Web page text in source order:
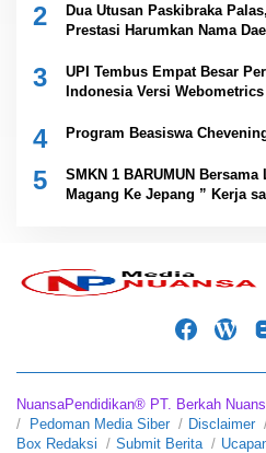
2
Dua Utusan Paskibraka
Prestasi Harumkan Nama
3
UPI Tembus Empat Besar
Indonesia Versi
4 Program Beasiswa
5
SMKN 1 BARUMUN
Magang Ke Jepang ” Kerja
NuansaPendidikan® PT. Berkah
Pedoman Media Siber
Disclaimer
Box Redaksi
Submit Berita